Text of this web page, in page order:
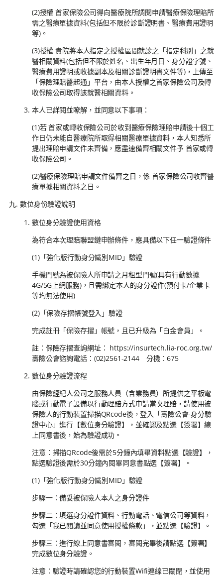
(2)授權 首家保險公司得向醫療院所調閱申請醫療保險理賠所
需之醫療單據資料(包括但不限於診斷證明書、醫療費用證明
等)。
(3)授權 貴院將本人指定之授權區間就診之「指定科別」之就
醫相關資料(包括但不限於姓名、出生年月日、身分證字號、
醫療費用證明或收據副本及相關診斷證明書文件等)，上傳至
「保險理賠醫起通」平台，由本人授權之首家保險公司及轉
收保險公司取得該就醫相關資料。
本人已詳閱並瞭解，並同意以下事項：
(1)若 首家或轉收保險公司於收到醫療保險理賠申請後十個工
作日仍未能自醫療院所取得相關醫療單據資料，本人知悉所
提出理賠申請文件未齊備，應盡速備齊相關文件予 首家或轉
收保險公司。
(2)醫療保險理賠申請文件備齊之日，係 首家保險公司收齊醫
療單據相關資料之日。
數位身份驗證說明
數位身分驗證使用資格
為符合本次理賠聯盟鏈申辦條件，應具備以下任一驗證條件
(1)「強化版行動身分識別MID」驗證
手機門號為被保險人所申請之月租型門號(具有行動數據
4G/5G上網服務)，且需綁定本人的身分證件(預付卡/企業卡
等均無法使用)
(2)「保險存摺帳號登入」驗證
完成註冊「保險存摺」帳號，且已升級為「白金會員」。
註：保險存摺查詢網址： https://insurtech.lia-roc.org.tw/
壽險公會諮詢電話：(02)2561-2144 分機：675
數位身分驗證流程
由保險經紀人公司之服務人員（含業務員）所提供之平板電
腦或行動電子設備以行動理賠方式申請當次理賠，請使用被
保險人的行動裝置掃描QRcode後，登入「壽險公會-身分驗
證中心」進行【數位身分驗證】，並確認及點選【簽署】線
上同意書後，始為驗證成功。
注意：掃描QRcode後需於5分鐘內填畢資料點選【驗證】，
點選驗證後需於30分鐘內閱畢同意書點選【簽署】。
(1)「強化版行動身分識別MID」驗證
步驟一：備妥被保險人本人之身分證件
步驟二：填選身分證件資料、行動電話、電信公司等資料，
勾選「我已閱讀並同意使用授權條款」，並點選【驗證】。
步驟三：進行線上同意書審閱，審閱完畢後請點選【簽署】
完成數位身分驗證。
注意：驗證時請確認您的行動裝置Wifi連線已關閉，並使用